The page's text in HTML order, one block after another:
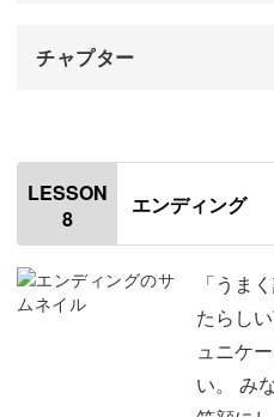
チャプター
使用道具
伝えたい気持ちを整理する
「家庭版PREP法」で気持
子どもに「心配している
友人に悩み事を打ち明ける
LESSON
8
エンディング
「うま
たらし
ュニケ
い。 み